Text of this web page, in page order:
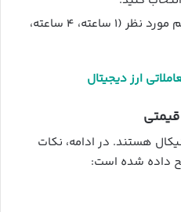
نمودار را با توجه به تایم‌فریم مورد نظر (۱ ساعته، ۴ ساعته،
ارز دیجیتال
هستند. در ادامه، نکات
داده شده است: